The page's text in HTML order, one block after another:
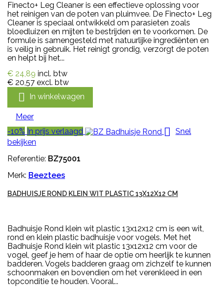
Finecto+ Leg Cleaner is een effectieve oplossing voor
het reinigen van de poten van pluimvee. De Finecto+ Leg
Cleaner is speciaal ontwikkeld om parasieten zoals
bloedluizen en mijten te bestrijden en te voorkomen. De
formule is samengesteld met natuurlijke ingrediënten en
is veilig in gebruik. Het reinigt grondig, verzorgt de poten
en helpt bij het...
€ 24,89 incl. btw
€ 20,57 excl. btw
 In winkelwagen
Meer
-10% In prijs verlaagd 
Snel
bekijken
Referentie: BZ75001
Merk: Beeztees
BADHUISJE ROND KLEIN WIT PLASTIC 13X12X12 CM
Badhuisje Rond klein wit plastic 13x12x12 cm is een wit,
rond en klein plastic badhuisje voor vogels. Met het
Badhuisje Rond klein wit plastic 13x12x12 cm voor de
vogel, geef je hem of haar de optie om heerlijk te kunnen
badderen. Vogels badderen graag om zichzelf te kunnen
schoonmaken en bovendien om het verenkleed in een
topconditie te houden. Vooral...